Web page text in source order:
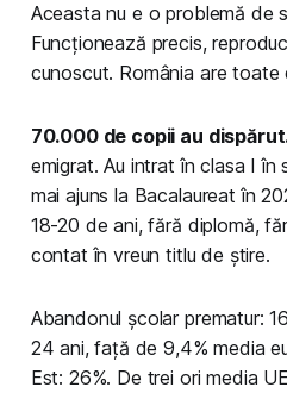
Aceasta nu e o problemă de
Funcționează precis,
cunoscut. România are toate
70.000 de copii au
emigrat. Au intrat în clasa I în
mai ajuns la Bacalaureat în
18-20 de ani, fără diplomă,
contat în vreun titlu de știre.
Abandonul școlar prematur:
24 ani, față de 9,4% media
Est: 26%. De trei ori media